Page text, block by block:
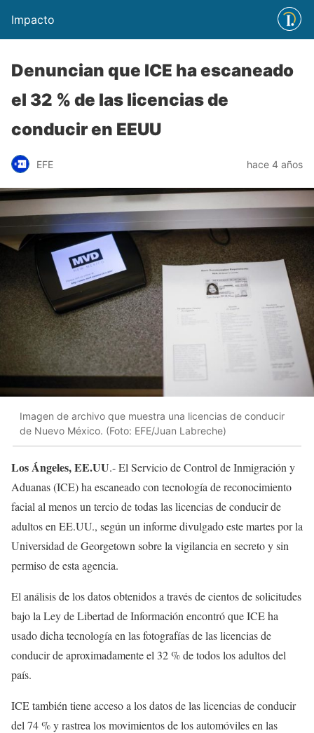
Impacto
Denuncian que ICE ha escaneado
el 32 % de las licencias de
conducir en EEUU
EFE hace 4 años
Imagen de archivo que muestra una licencias de conducir
de Nuevo México. (Foto: EFE/Juan Labreche)
Los Ángeles, EE.UU.- El Servicio de Control de Inmigración y
Aduanas (ICE) ha escaneado con tecnología de reconocimiento
facial al menos un tercio de todas las licencias de conducir de
adultos en EE.UU., según un informe divulgado este martes por la
Universidad de Georgetown sobre la vigilancia en secreto y sin
permiso de esta agencia.
El análisis de los datos obtenidos a través de cientos de solicitudes
bajo la Ley de Libertad de Información encontró que ICE ha
usado dicha tecnología en las fotografías de las licencias de
conducir de aproximadamente el 32 % de todos los adultos del
país.
ICE también tiene acceso a los datos de las licencias de conducir
del 74 % y rastrea los movimientos de los automóviles en las